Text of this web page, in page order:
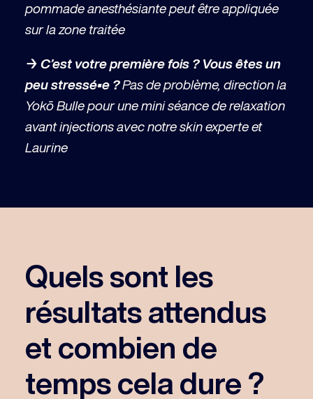
pommade anesthésiante peut être appliquée
sur la zone traitée
→ C’est votre première fois ? Vous êtes un
peu stressé•e ?Pas de problème, direction la
Yokō Bulle pour une mini séance de relaxation
avant injections avec notre skin experte et
Laurine
Quels sont les
résultats attendus
et combien de
temps cela dure ?